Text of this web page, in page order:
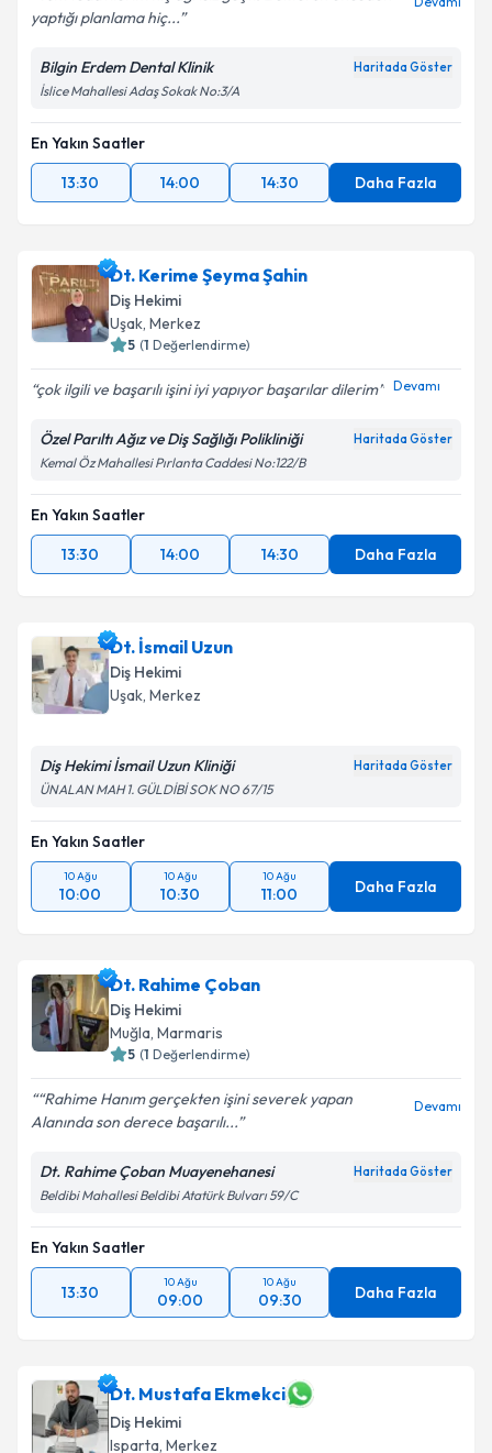
yaptığı planlama hiç...
Bilgin Erdem Dental Klinik Haritada Göster
İslice Mahallesi Adaş Sokak No:3/A
En Yakın Saatler
13:30
14:00 14:30 Daha Fazla
Dt. Kerime Şeyma Şahin
Diş Hekimi
Uşak, Merkez
5 (1 Değerlendirme)
çok ilgili ve başarılı işini iyi yapıyor başarılar dilerim Devamı
Özel Parıltı Ağız ve Diş Sağlığı Polikliniği Haritada Göster
Kemal Öz Mahallesi Pırlanta Caddesi No:122/B
En Yakın Saatler
13:30
14:00 14:30 Daha Fazla
Dt. İsmail Uzun
Diş Hekimi
Uşak, Merkez
Diş Hekimi İsmail Uzun Kliniği Haritada Göster
ÜNALAN MAH 1. GÜLDİBİ SOK NO 67/15
En Yakın Saatler
10 Ağu
10:00
10 Ağu
10:30
10 Ağu
11:00 Daha Fazla
Dt. Rahime Çoban
Diş Hekimi
Muğla, Marmaris
5 (1 Değerlendirme)
“Rahime Hanım gerçekten işini severek yapan
Alanında son derece başarılı...
Devamı
Dt. Rahime Çoban Muayenehanesi Haritada Göster
Beldibi Mahallesi Beldibi Atatürk Bulvarı 59/C
En Yakın Saatler
13:30
10 Ağu
09:00
10 Ağu
09:30 Daha Fazla
Dt. Mustafa Ekmekci
Diş Hekimi
Isparta, Merkez